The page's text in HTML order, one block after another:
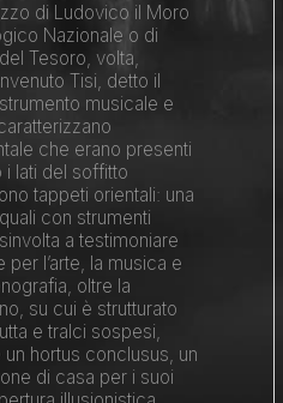
di Ludovico il Moro
Nazionale o di
Tesoro, volta,
Tisi, detto il
musicale e
che erano presenti
i lati del soffitto
tappeti orientali: una
con strumenti
a testimoniare
l’arte, la musica e
oltre la
su cui è strutturato
e tralci sospesi,
un hortus conclusus, un
di casa per i suoi